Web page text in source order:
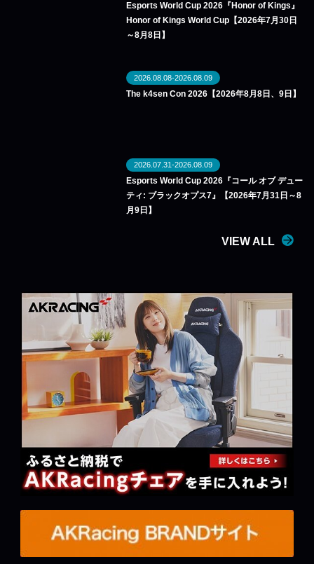
Esports World Cup 2026『Honor of Kings』
Honor of Kings World Cup【2026年7月30日
～8月8日】
2026.08.08-2026.08.09
The k4sen Con 2026【2026年8月8日、9日】
2026.07.31-2026.08.09
Esports World Cup 2026『コール オブ デュー
ティ: ブラックオプス7』【2026年7月31日～8
月9日】
VIEW ALL